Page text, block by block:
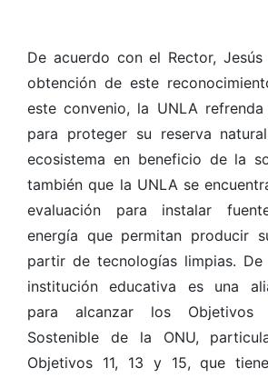
De acuerdo con el Rector,
obtención de este
este convenio, la UNLA
para proteger su reserva
ecosistema en beneficio de la
también que la UNLA se
evaluación para instalar
energía que permitan producir
partir de tecnologías limpias. De
institución educativa es una
para alcanzar los Objetivos
Sostenible de la ONU,
Objetivos 11, 13 y 15, que